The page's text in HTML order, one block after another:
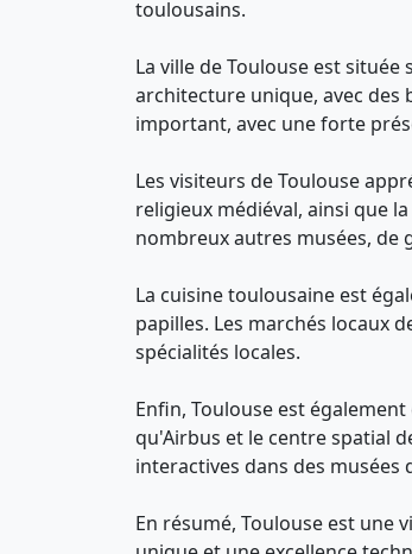
toulousains.
La ville de Toulouse est
architecture unique, avec des
important, avec une forte
Les visiteurs de Toulouse
religieux médiéval, ainsi que
nombreux autres musées, de
La cuisine toulousaine est
papilles. Les marchés locaux
spécialités locales.
Enfin, Toulouse est
qu'Airbus et le centre spatial
interactives dans des musées
En résumé, Toulouse est une